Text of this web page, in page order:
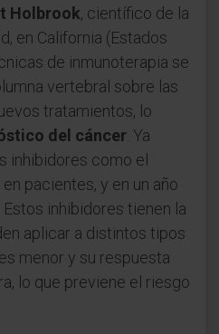
Holbrook, científico de la
en California (Estados
de inmunoterapia se
vertebral sobre las
tratamientos, lo
del cáncer . Ya
inhibidores como el
pacientes, y en un año
inhibidores tienen la
aplicar a distintos tipos
menor y su respuesta
lo que previene el riesgo